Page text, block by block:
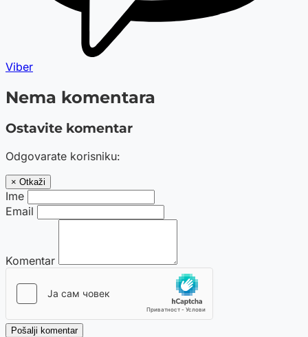
Viber
Nema komentara
Ostavite komentar
Odgovarate korisniku:
× Otkaži
Ime
Email
Komentar
Pošalji komentar